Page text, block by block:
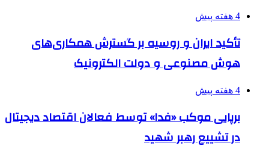
4 هفته پیش
تأکید ایران و روسیه بر گسترش همکاری‌های
هوش مصنوعی و دولت الکترونیک
4 هفته پیش
برپایی موکب «فدا» توسط فعالان اقتصاد دیجیتال
در تشییع رهبر شهید